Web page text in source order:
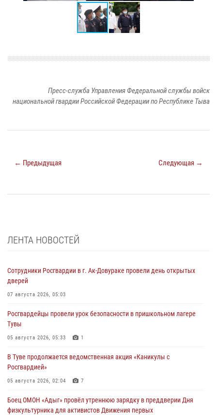
Пресс-служба Управления Федеральной службы войск
национальной гвардии Российской Федерации по Республике Тыва
← Предыдущая Следующая →
ЛЕНТА НОВОСТЕЙ
Сотрудники Росгвардии в г. Ак-Довураке провели день открытых
дверей
07 августа 2026, 05:03
Росгвардейцы провели урок безопасности в пришкольном лагере
Тувы
05 августа 2026, 05:33 1
В Туве продолжается ведомственная акция «Каникулы с
Росгвардией»
05 августа 2026, 02:04 7
Боец ОМОН «Адыг» провёл утреннюю зарядку в преддверии Дня
физкультурника для активистов Движения первых